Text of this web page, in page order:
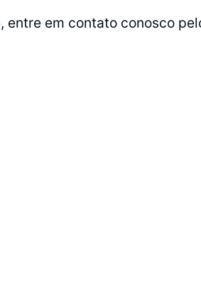
entre em contato conosco